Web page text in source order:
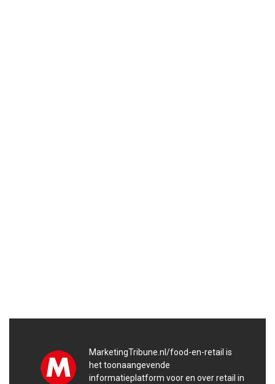
MarketingTribune.nl/food-en-retail is
het toonaangevende
informatieplatform voor en over retail in